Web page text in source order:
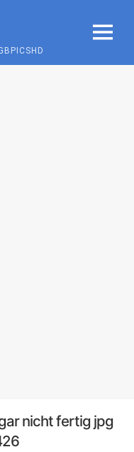
MENU
nicht fertig jpg